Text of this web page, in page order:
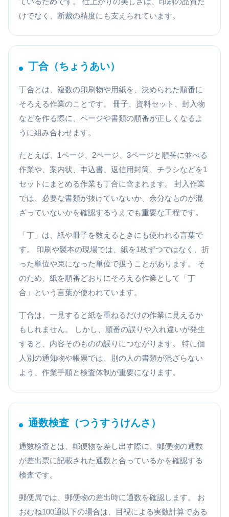
けでなく、断裁の精度にも支えられています。
丁合（ちょうあい）
丁合とは、複数の印刷物や用紙を、決められた順番に
そろえる作業のことです。 冊子、資料セット、封入物
などを作る際に、ページや書類の順番が正しくなるよ
うに組み合わせます。
たとえば、1ページ、2ページ、3ページと順番に並べる
作業や、案内状、申込書、返信用封筒、チラシなどを1
セットにまとめる作業も丁合に含まれます。 封入作業
では、必要な書類が抜けていないか、余分なものが混
ざっていないかを確認するうえでも重要な工程です。
「丁」は、紙や冊子を数えるときにも使われる言葉で
す。 印刷や製本の現場では、紙を1枚ずつではなく、折
った単位や束になった単位で扱うことがあります。 そ
のため、紙を順番どおりにそろえる作業として「丁
合」という言葉が使われています。
丁合は、一見すると紙を重ねるだけの作業に見えるか
もしれません。 しかし、順番の誤りや入れ違いが発生
すると、内容そのものの誤りにつながります。 特に個
人別の通知物や帳票では、別の人の書類が混ざらない
よう、作業手順と検査体制が重要になります。
通数検査（つうすうけんさ）
通数検査とは、郵便物を差し出す際に、郵便物の通数
が差出票に記載された通数と合っているかを確認する
検査です。
郵便局では、郵便物の差出時に通数を確認します。 お
おむね100通以下の場合は、目視による実数計算である